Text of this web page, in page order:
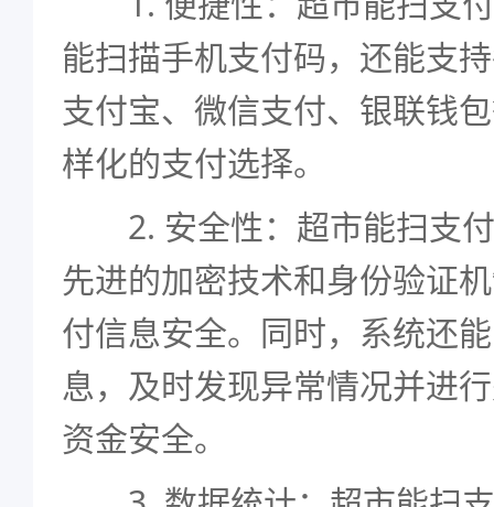
能扫描手机支付码，还能支
支付宝、微信支付、银联钱
样化的支付选择。
2. 安全性：超市能扫支付
先进的加密技术和身份验证
付信息安全。同时，系统还
息，及时发现异常情况并进
资金安全。